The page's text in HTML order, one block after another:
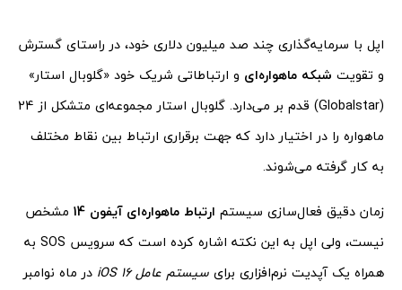
اپل با سرمایه‌گذاری چند صد میلیون دلاری خود، در راستای گسترش
و تقویت شبکه ماهواره‌ای و ارتباطاتی شریک خود «گلوبال استار»
(Globalstar) قدم بر می‌دارد. گلوبال استار مجموعه‌ای متشکل از 24
ماهواره را در اختیار دارد که جهت برقراری ارتباط بین نقاط مختلف
به کار گرفته می‌شوند.
زمان دقیق فعال‌سازی سیستم ارتباط ماهواره‌ای آیفون 14
مشخص
نیست، ولی اپل به این نکته اشاره کرده است که سرویس SOS به
همراه یک آپدیت نرم‌افزاری برای سیستم عامل iOS 16
در ماه نوامبر